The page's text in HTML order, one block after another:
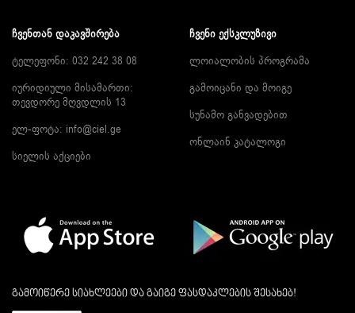
ᲩᲕᲔᲜᲗᲐᲜ ᲓᲐᲙᲐᲕᲨᲘᲠᲔᲑᲐ
ტელეფონი: 032 242 38 08
იურიდიული მისამართი:
თევდორე მღვდლის 13
ელ-ფოტა: info@ciel.ge
სიელის აქციები
ᲩᲕᲔᲜᲘ ᲔᲥᲡᲙᲚᲣᲖᲘᲕᲘ
ლოიალობის პროგრამა
გამოიცანი და მოიგე
სუნამო განვადებით
ონლაინ კატალოგი
გამოიწერე სიახლეები და გაიგე ფასდაკლების შესახებ!